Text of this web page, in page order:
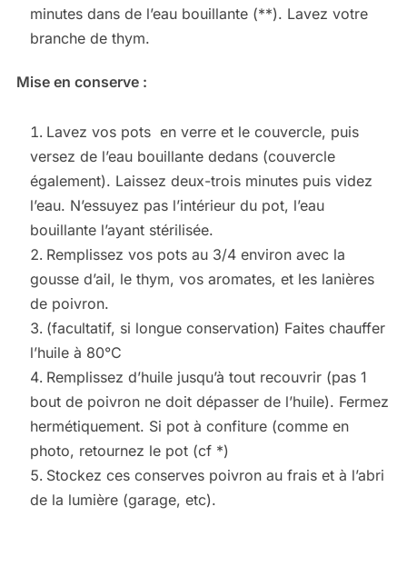
minutes dans de l’eau bouillante (**). Lavez votre
branche de thym.
Mise en conserve :
Lavez vos pots en verre et le couvercle, puis
versez de l’eau bouillante dedans (couvercle
également). Laissez deux-trois minutes puis videz
l’eau. N’essuyez pas l’intérieur du pot, l’eau
bouillante l’ayant stérilisée.
Remplissez vos pots au 3/4 environ avec la
gousse d’ail, le thym, vos aromates, et les lanières
de poivron.
(facultatif, si longue conservation) Faites chauffer
l’huile à 80°C
Remplissez d’huile jusqu’à tout recouvrir (pas 1
bout de poivron ne doit dépasser de l’huile). Fermez
hermétiquement. Si pot à confiture (comme en
photo, retournez le pot (cf *)
Stockez ces conserves poivron au frais et à l’abri
de la lumière (garage, etc).